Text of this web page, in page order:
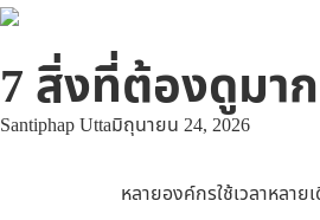
7 สิ่งที่ต้องดูมา
Santiphap Uttaมิถุนายน 24, 2026
หลายองค์กรใช้เวลาหลาย